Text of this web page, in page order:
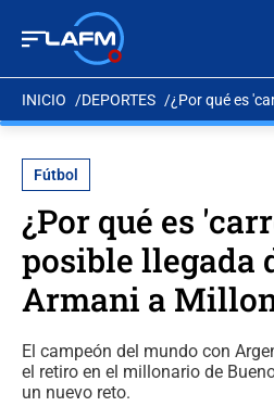
INICIO DEPORTES ¿Por qué es
Fútbol
¿Por qué es
posible llegada
Armani a
El campeón del mundo con
el retiro en el millonario de
un nuevo reto.